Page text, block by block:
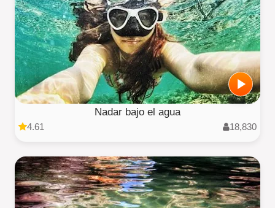
Nadar bajo el agua
4.61 18,830